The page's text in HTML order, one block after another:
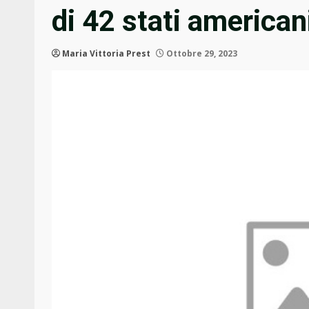
di 42 stati
Maria Vittoria Prest Ottobre 29, 2023